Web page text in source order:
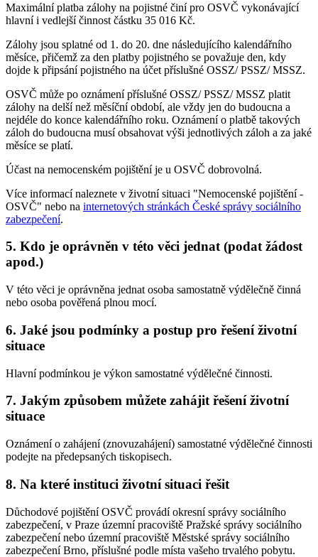
Maximální platba zálohy na pojistné činí pro OSVČ vykonávající
hlavní i vedlejší činnost částku 35 016 Kč.
Zálohy jsou splatné od 1. do 20. dne následujícího kalendářního
měsíce, přičemž za den platby pojistného se považuje den, kdy
dojde k připsání pojistného na účet příslušné OSSZ/ PSSZ/ MSSZ.
OSVČ může po oznámení příslušné OSSZ/ PSSZ/ MSSZ platit
zálohy na delší než měsíční období, ale vždy jen do budoucna a
nejdéle do konce kalendářního roku. Oznámení o platbě takových
záloh do budoucna musí obsahovat výši jednotlivých záloh a za jaké
měsíce se platí.
Účast na nemocenském pojištění je u OSVČ dobrovolná.
Více informací naleznete v životní situaci "Nemocenské pojištění -
OSVČ" nebo na internetových stránkách České správy sociálního
zabezpečení.
5. Kdo je oprávněn v této věci jednat (podat žádost
apod.)
V této věci je oprávněna jednat osoba samostatně výdělečně činná
nebo osoba pověřená plnou mocí.
6. Jaké jsou podmínky a postup pro řešení životní
situace
Hlavní podmínkou je výkon samostatné výdělečné činnosti.
7. Jakým způsobem můžete zahájit řešení životní
situace
Oznámení o zahájení (znovuzahájení) samostatné výdělečné činnosti
podejte na předepsaných tiskopisech.
8. Na které instituci životní situaci řešit
Důchodové pojištění OSVČ provádí okresní správy sociálního
zabezpečení, v Praze územní pracoviště Pražské správy sociálního
zabezpečení nebo územní pracoviště Městské správy sociálního
zabezpečení Brno, příslušné podle místa vašeho trvalého pobytu.